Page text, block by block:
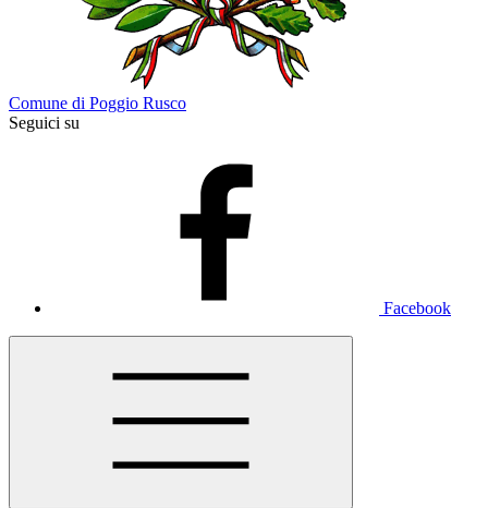
Comune di Poggio Rusco
Seguici su
Facebook